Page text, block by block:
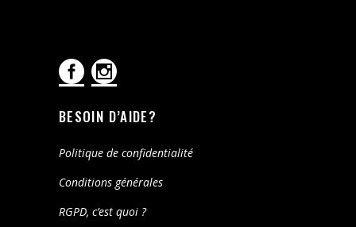
BESOIN D’AIDE?
Politique de confidentialité
Conditions générales
RGPD, c’est quoi ?